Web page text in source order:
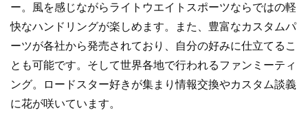
ー。風を感じながらライトウエイトスポーツならではの軽
快なハンドリングが楽しめます。また、豊富なカスタムパ
ーツが各社から発売されており、自分の好みに仕立てるこ
とも可能です。そして世界各地で行われるファンミーティ
ング。ロードスター好きが集まり情報交換やカスタム談義
に花が咲いています。